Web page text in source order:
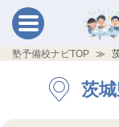
塾予備校ナビTOP
茨